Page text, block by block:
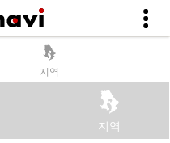
지역
지역